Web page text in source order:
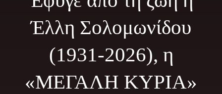
Τα Νέα μας
Εκδηλώσεις
Έλλη Σολομωνίδου
(1931-2026), η
«ΜΕΓΑΛΗ ΚΥΡΙΑ»